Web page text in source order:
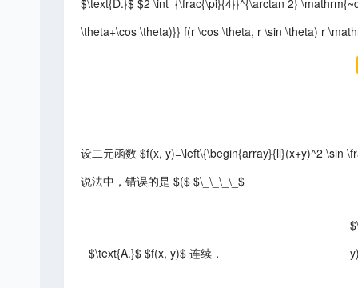
$\text{D.}$ $2 \int_{\frac{\pi}{4}}^{\arctan 2}
\theta+\cos \theta)}} f(r \cos \theta, r \sin \theta) r
设二元函数 $f(x, y)=\left\{\begin{array}{ll}(x+y)^2 \sin
说法中，错误的是 $($ $\_\_\_\_$
$\text{A.}$ $f(x, y)$ 连续．